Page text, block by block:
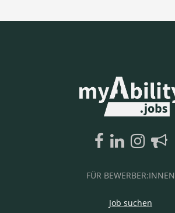
FÜR BEWERBER:INNEN
Job suchen